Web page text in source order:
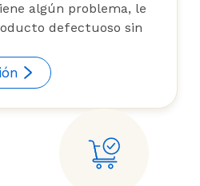
algún problema, le
defectuoso sin